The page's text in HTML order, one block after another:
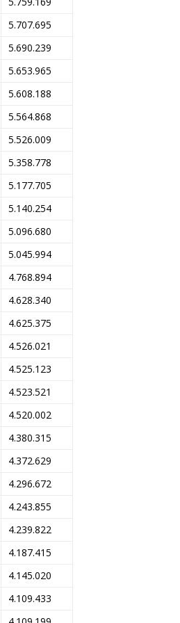
5.707.695
5.690.239
5.653.965
5.608.188
5.564.868
5.526.009
5.358.778
5.177.705
5.140.254
5.096.680
5.045.994
4.768.894
4.628.340
4.625.375
4.526.021
4.525.123
4.523.521
4.520.002
4.380.315
4.372.629
4.296.672
4.243.855
4.239.822
4.187.415
4.145.020
4.109.433